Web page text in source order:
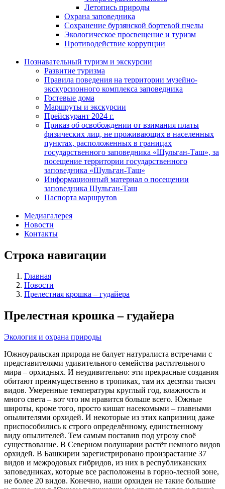
Летопись природы
Охрана заповедника
Сохранение бурзянской бортевой пчелы
Экологическое просвещение и туризм
Противодействие коррупции
Познавательный туризм и экскурсии
Развитие туризма
Правила поведения на территории музейно-
экскурсионного комплекса заповедника
Гостевые дома
Маршруты и экскурсии
Прейскурант 2024 г.
Приказ об освобождении от взимания платы
физических лиц, не проживающих в населенных
пунктах, расположенных в границах
государственного заповедника «Шульган-Таш», за
посещение территории государственного
заповедника «Шульган-Таш»
Информационный материал о посещении
заповедника Шульган-Таш
Паспорта маршрутов
Медиагалерея
Новости
Контакты
Строка навигации
Главная
Новости
Прелестная крошка – гудайера
Прелестная крошка – гудайера
Экология и охрана природы
Южноуральская природа не балует натуралиста встречами с
представителями удивительного семейства растительного
мира – орхидных. И неудивительно: эти прекрасные создания
обитают преимущественно в тропиках, там их десятки тысяч
видов. Умеренные температуры круглый год, влажность и
много света – вот что им нравится больше всего. Южные
широты, кроме того, просто кишат насекомыми – главными
опылителями орхидей. И некоторые из этих капризниц даже
приспособились к строго определённому, единственному
виду опылителей. Тем самым поставив под угрозу своё
существование. В Северном полушарии растёт немного видов
орхидей. В Башкирии зарегистрировано произрастание 37
видов и межродовых гибридов, из них в республиканских
заповедниках, которые все расположены в горно-лесной зоне,
не более 20 видов. Конечно, наши орхидеи не такие большие